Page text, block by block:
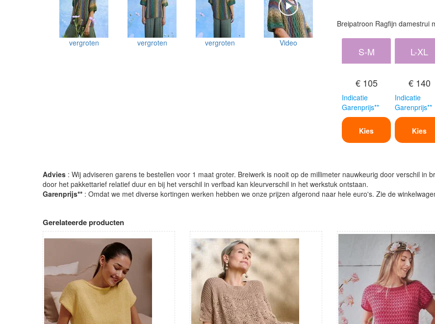
vergroten vergroten vergroten Video
Breipatroon Ragfijn damestrui
S-M
€ 105
Indicatie
Garenprijs**
Kies
L-XL
€ 140
Indicatie
Garenprijs**
Kies
Advies : Wij adviseren garens te bestellen voor 1 maat groter. Breiwerk is nooit op de millimeter nauwkeurig door verschil in
door het pakkettarief relatief duur en bij het verschil in verfbad kan kleurverschil in het werkstuk ontstaan.
Garenprijs** : Omdat we met diverse kortingen werken hebben we onze prijzen afgerond naar hele euro's. Zie de
Gerelateerde producten